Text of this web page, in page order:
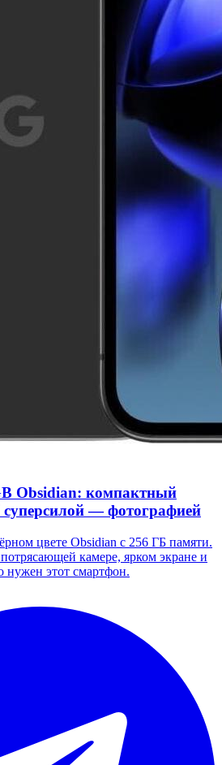
Obsidian: компактный
— фотографией
цвете Obsidian с 256 ГБ памяти.
камере, ярком экране и
нужен этот смартфон.